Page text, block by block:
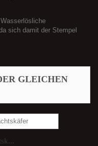
sich damit der Stempel
GLEICHEN